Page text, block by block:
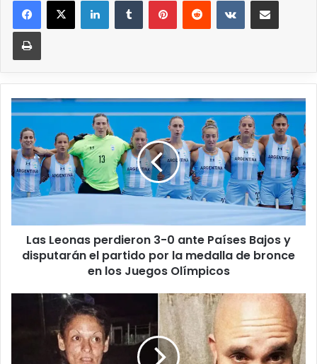
Las Leonas perdieron 3-0 ante Países Bajos y
disputarán el partido por la medalla de bronce
en los Juegos Olímpicos